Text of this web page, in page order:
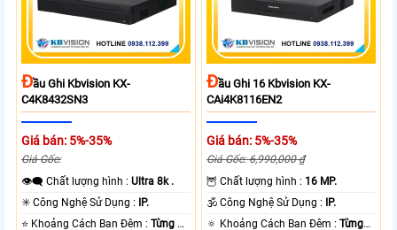
ĐẦu Ghi Kbvision KX-
C4K8432SN3
Giá bán: 5%-35%
Giá Gốc:
👁️‍🗨 Chất lượng hình :Ultra 8k .
✳️ Công Nghệ Sử Dụng :
IP.
⭐ Khoảng Cách Ban Đêm :Từng Vị
ĐẦu Ghi 16 Kbvision KX-
CAi4K8116EN2
Giá bán: 5%-35%
Giá Gốc: 6,990,000 ₫
🦉 Chất lượng hình : 16 MP.
🕉️ Công Nghệ Sử Dụng :
IP.
🔅 Khoảng Cách Ban Đêm :Từng